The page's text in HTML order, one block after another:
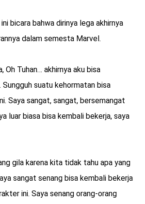
bicara bahwa dirinya lega akhirnya
dalam semesta Marvel.
Oh Tuhan… akhirnya aku bisa
Sungguh suatu kehormatan bisa
Saya sangat, sangat, bersemangat
luar biasa bisa kembali bekerja, saya
gila karena kita tidak tahu apa yang
sangat senang bisa kembali bekerja
ini. Saya senang orang-orang